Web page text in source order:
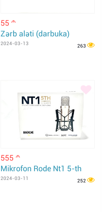
55 m
Zərb aləti (darbuka)
2024-03-13 263
555 m
Mikrofon Rode Nt1 5-th
2024-03-11 252